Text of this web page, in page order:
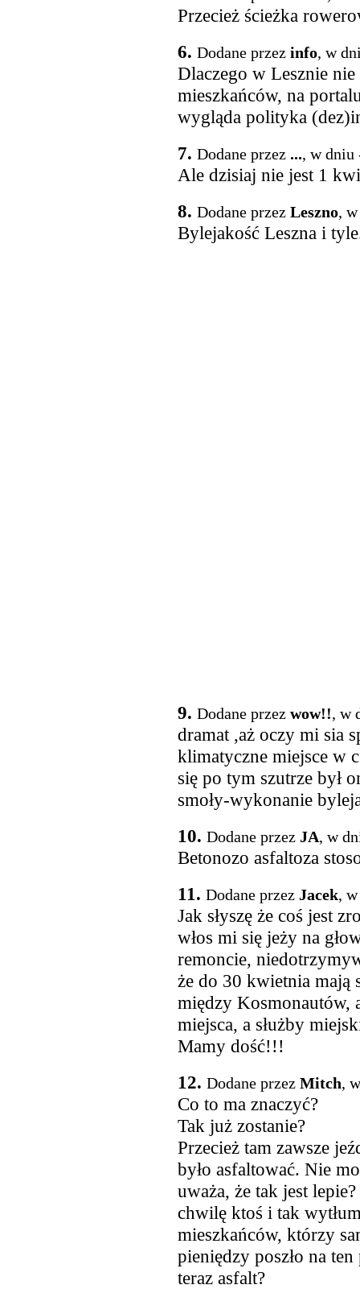
Przecież ścieżka
6. Dodane przez info, w
Dlaczego w Lesznie
mieszkańców, na
wygląda polityka
7. Dodane przez ..., w dniu
Ale dzisiaj nie jest 1
8. Dodane przez Leszno,
Bylejakość Leszna i
9. Dodane przez wow!!, w
dramat ,aż oczy mi sia
klimatyczne miejsce w
się po tym szutrze był
smoły-wykonanie
10. Dodane przez JA, w
Betonozo asfaltoza
11. Dodane przez Jacek,
Jak słyszę że coś jest
włos mi się jeży na
remoncie,
że do 30 kwietnia mają
między Kosmonautów,
miejsca, a służby
Mamy dość!!!
12. Dodane przez Mitch,
Co to ma znaczyć?
Tak już zostanie?
Przecież tam zawsze
było asfaltować. Nie
uważa, że tak jest
chwilę ktoś i tak
mieszkańców, którzy
pieniędzy poszło na
teraz asfalt?